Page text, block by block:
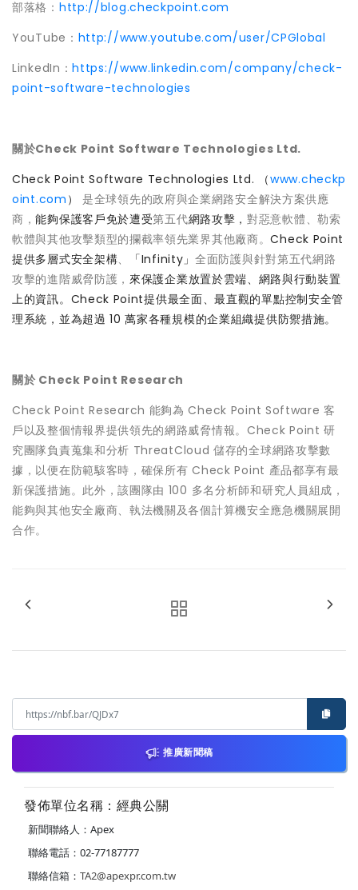
部落格： http://blog.checkpoint.com
YouTube： http://www.youtube.com/user/CPGlobal
LinkedIn：https://www.linkedin.com/company/check-
point-software-technologies
關於Check Point Software Technologies Ltd.
Check Point Software Technologies Ltd. （www.checkp
oint.com ）
是全球領先的政府與企業網路安全解決方案供應
商，能夠保護客戶免於遭受第五代網路攻擊，對惡意軟體、勒索
軟體與其他攻擊類型的攔截率領先業界其他廠商。Check Point
提供多層式安全架構、 「Infinity」全面防護與針對第五代網路
攻擊的進階威脅防護， 來保護企業放置於雲端、網路與行動裝置
上的資訊。Check Point提供最全面、最直觀的單點控制安全管
理系統，並為超過 10 萬家各種規模的企業組織提供防禦措施。
關於 Check Point Research
Check Point Research 能夠為 Check Point Software 客
戶以及整個情報界提供領先的網路威脅情報。Check Point 研
究團隊負責蒐集和分析 ThreatCloud 儲存的全球網路攻擊數
據，以便在防範駭客時，確保所有 Check Point 產品都享有最
新保護措施。此外，該團隊由 100 多名分析師和研究人員組成，
能夠與其他安全廠商、執法機關及各個計算機安全應急機關展開
合作。
推廣新聞稿
發佈單位名稱：經典公關
新聞聯絡人：Apex
聯絡電話：02-77187777
聯絡信箱： TA2@apexpr.com.tw